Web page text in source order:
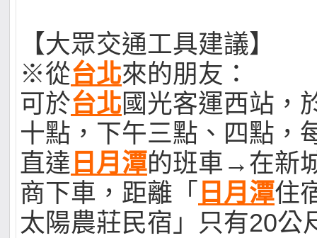
【大眾交通工具建議】
※從台北來的朋友：
可於台北國光客運西站，
十點，下午三點、四點，
直達 日月潭的班車→在新
商下車，距離「 日月潭住
太陽農莊民宿」只有20公